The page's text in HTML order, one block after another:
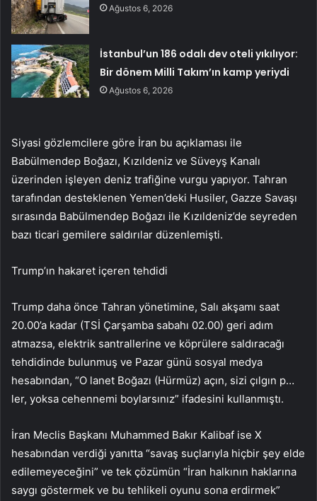
Ağustos 6, 2026
İstanbul’un 186 odalı dev oteli yıkılıyor:
Bir dönem Milli Takım’ın kamp yeriydi
Ağustos 6, 2026
Siyasi gözlemcilere göre İran bu açıklaması ile
Babülmendep Boğazı, Kızıldeniz ve Süveyş Kanalı
üzerinden işleyen deniz trafiğine vurgu yapıyor. Tahran
tarafından desteklenen Yemen’deki Husiler, Gazze Savaşı
sırasında Babülmendep Boğazı ile Kızıldeniz’de seyreden
bazı ticari gemilere saldırılar düzenlemişti.
Trump’ın hakaret içeren tehdidi
Trump daha önce Tahran yönetimine, Salı akşamı saat
20.00’a kadar (TSİ Çarşamba sabahı 02.00) geri adım
atmazsa, elektrik santrallerine ve köprülere saldıracağı
tehdidinde bulunmuş ve Pazar günü sosyal medya
hesabından, “O lanet Boğazı (Hürmüz) açın, sizi çılgın p…
ler, yoksa cehennemi boylarsınız” ifadesini kullanmıştı.
İran Meclis Başkanı Muhammed Bakır Kalibaf ise X
hesabından verdiği yanıtta “savaş suçlarıyla hiçbir şey elde
edilemeyeceğini” ve tek çözümün “İran halkının haklarına
saygı göstermek ve bu tehlikeli oyunu sona erdirmek”